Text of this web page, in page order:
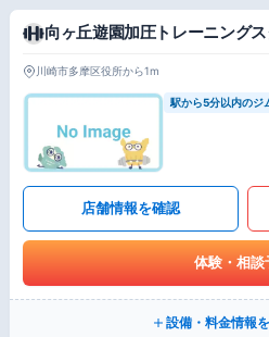
向ヶ丘遊園加圧トレーニング
川崎市多摩区役所から1m
駅から5分以内のジ
店舗情報を確認
体験・相談
設備・料金情報